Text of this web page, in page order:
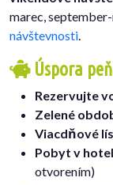
marec,
návštevnosti
Úspora
Rezervujte
Zelené
Viacdňové
Pobyt v
otvorením)